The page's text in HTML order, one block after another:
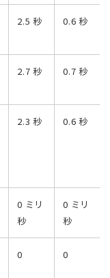
2.5 秒 0.6 秒
2.7 秒 0.7 秒
2.3 秒 0.6 秒
0 ミリ
秒
0 ミリ
秒
0 0